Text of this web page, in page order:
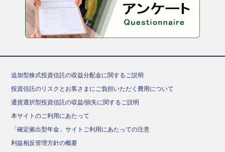
追加型株式投資信託の収益分配金に関するご説明
投資信託のリスクとお客さまにご負担いただく費用について
通貨選択型投資信託の収益/損失に関するご説明
本サイトのご利用にあたって
「確定拠出型年金」サイトご利用にあたっての注意
利益相反管理方針の概要